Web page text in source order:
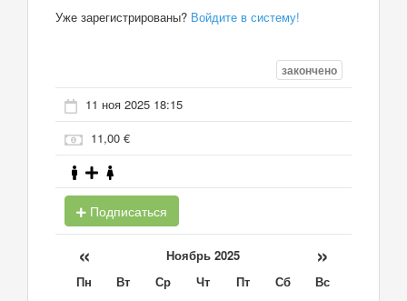
Уже зарегистрированы? Войдите в систему!
закончено
11 ноя 2025 18:15
11,00 €
Подписаться
« Ноябрь 2025 »
Пн Вт Ср Чт Пт Сб
Вс